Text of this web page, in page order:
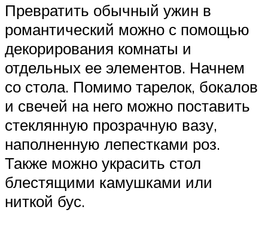
Превратить обычный ужин в
романтический можно с помощью
декорирования комнаты и
отдельных ее элементов. Начнем
со стола. Помимо тарелок, бокалов
и свечей на него можно поставить
стеклянную прозрачную вазу,
наполненную лепестками роз.
Также можно украсить стол
блестящими камушками или
ниткой бус.